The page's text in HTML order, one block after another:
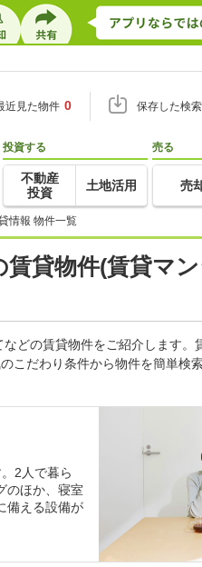
近見た物件 0 保存した検
投資する
不動産
投資
土地活用
売る
売
情報 物件一覧
貸物件(賃貸マ
どの賃貸物件をご紹介します。
こだわり条件から物件を簡単検
2人で暮ら
のほか、寝室
備える設備が